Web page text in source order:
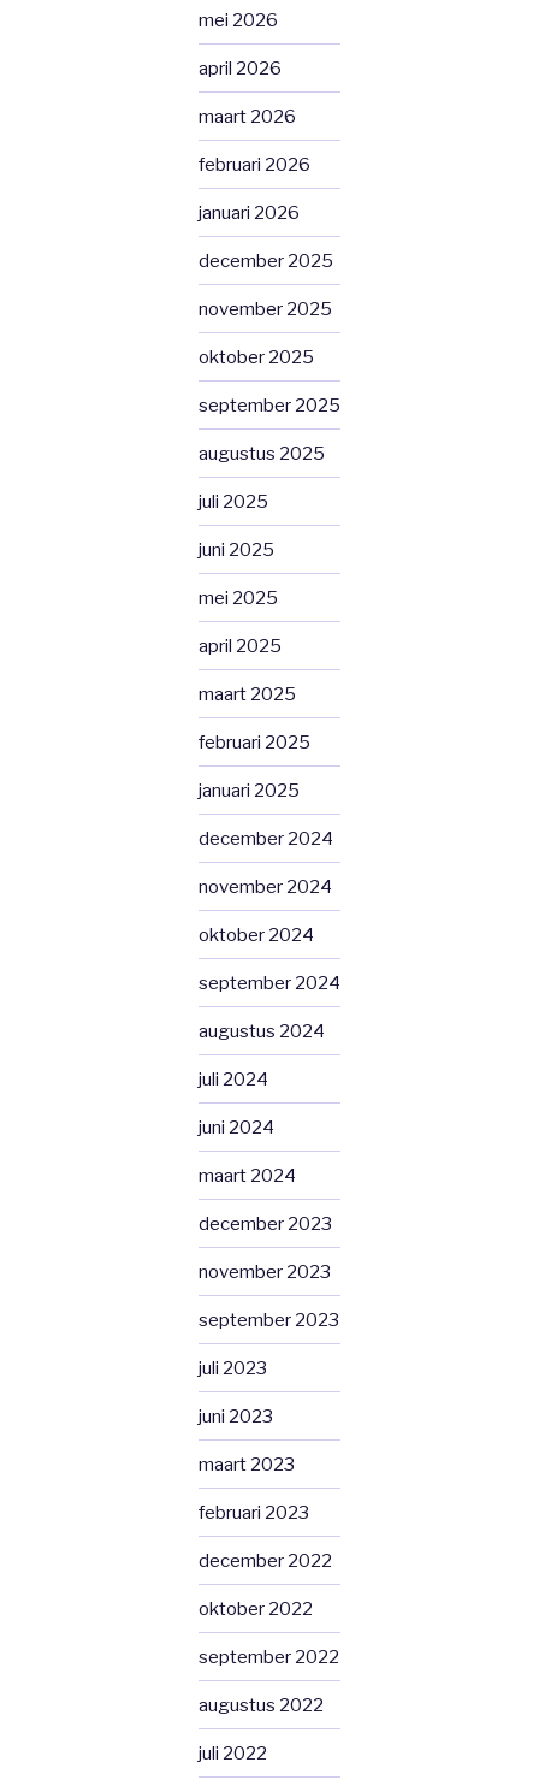
mei 2026
april 2026
maart 2026
februari 2026
januari 2026
december 2025
november 2025
oktober 2025
september 2025
augustus 2025
juli 2025
juni 2025
mei 2025
april 2025
maart 2025
februari 2025
januari 2025
december 2024
november 2024
oktober 2024
september 2024
augustus 2024
juli 2024
juni 2024
maart 2024
december 2023
november 2023
september 2023
juli 2023
juni 2023
maart 2023
februari 2023
december 2022
oktober 2022
september 2022
augustus 2022
juli 2022